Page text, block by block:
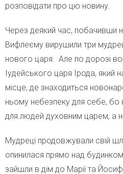
розповідати про цю новину.
Через деякий час, побачивши
Вифлеєму вирушили три
нового царя. Але по дорозі
Іудейського царя Ірода, який
місце, де знаходиться
ньому небезпеку для себе, бо
для людей духовним царем, а
Мудреці продовжували свій
опинилася прямо над
зайшли в дім до Марії та